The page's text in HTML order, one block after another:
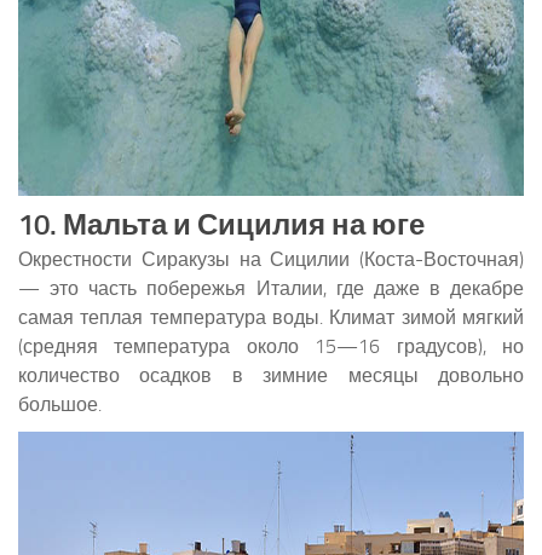
10. Мальта и Сицилия на юге
Окрестности Сиракузы на Сицилии (Коста-Восточная)
— это часть побережья Италии, где даже в декабре
самая теплая температура воды. Климат зимой мягкий
(средняя температура около 15—16 градусов), но
количество осадков в зимние месяцы довольно
большое.